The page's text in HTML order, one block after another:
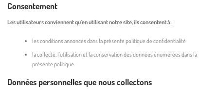
Consentement
Les utilisateurs conviennent qu’en utilisant notre site, ils consentent à :
les conditions annoncés dans la présente politique de confidentialité
la collecte, l’utilisation et la conservation des données énumérées dans la
présente politique.
Données personnelles que nous collectons